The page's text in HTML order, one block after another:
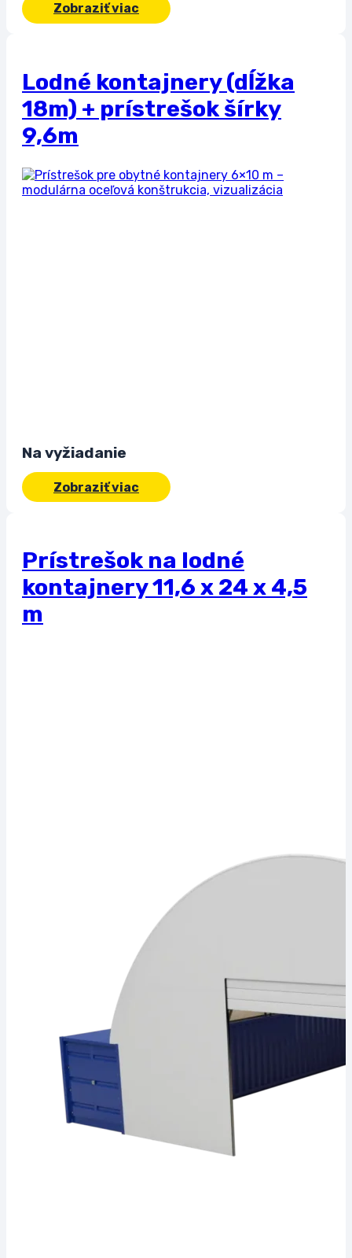
Zobraziť viac
Lodné kontajnery (dĺžka
18m) + prístrešok šírky
9,6m
Na vyžiadanie
Zobraziť viac
Prístrešok na lodné
kontajnery 11,6 x 24 x 4,5
m